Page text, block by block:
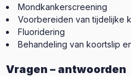
Mondkankerscreening
Voorbereiden van tijdelijke
Fluoridering
Behandeling van koortslip
Vragen – antwoorden